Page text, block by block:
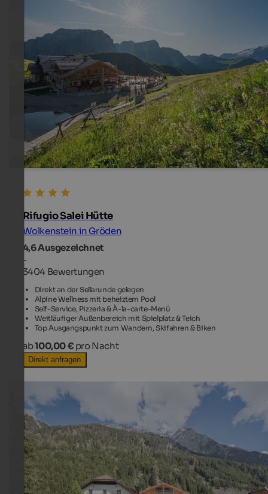
Rifugio Salei Hütte
Wolkenstein in Gröden
4,6Ausgezeichnet
-
3404 Bewertungen
Direkt an der Sellarunde gelegen
Alpine Wellness mit beheiztem Pool
Self-Service, Pizzeria & À-la-carte-Menü
Weitläufiger Außenbereich mit Spielplatz & Teich
Top Ausgangspunkt zum Wandern, Skifahren & Biken
ab100,00 € pro Nacht
Direkt anfragen